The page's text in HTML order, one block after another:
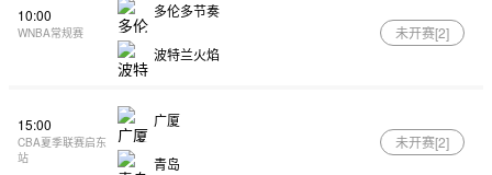
10:00
WNBA常规赛
多伦多节奏
波特兰火焰
未开赛[2]
15:00
CBA夏季联赛启东
站
广厦
青岛
未开赛[2]